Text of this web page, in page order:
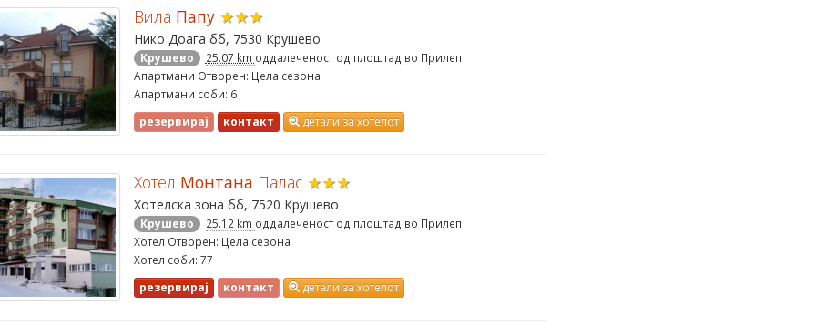
Вила Папу ★★★
Нико Доага бб, 7530 Крушево
Крушево 25.07 km оддалеченост од плоштад во Прилеп
Апартмани Отворен: Цела сезона
Апартмани соби: 6
резервирај контакт детали за хотелот
Хотел Монтана Палас ★★★
Хотелска зона бб, 7520 Крушево
Крушево 25.12 km оддалеченост од плоштад во Прилеп
Хотел Отворен: Цела сезона
Хотел соби: 77
резервирај контакт детали за хотелот